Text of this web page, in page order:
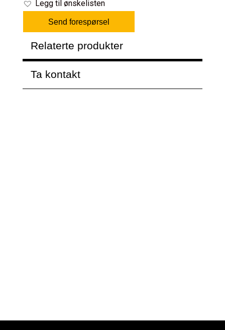
Legg til ønskelisten
Send forespørsel
Relaterte produkter
Ta kontakt